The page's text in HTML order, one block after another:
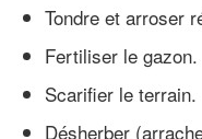
Tondre et arroser
Fertiliser le gazon.
Scarifier le terrain.
Désherber